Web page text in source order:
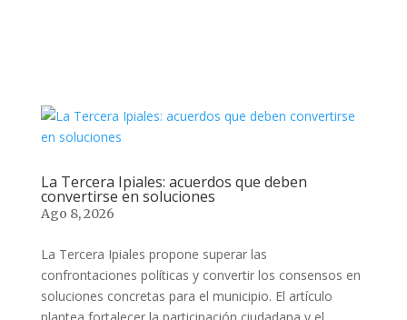
La Tercera Ipiales: acuerdos que deben
convertirse en soluciones
Ago 8, 2026
La Tercera Ipiales propone superar las
confrontaciones políticas y convertir los consensos en
soluciones concretas para el municipio. El artículo